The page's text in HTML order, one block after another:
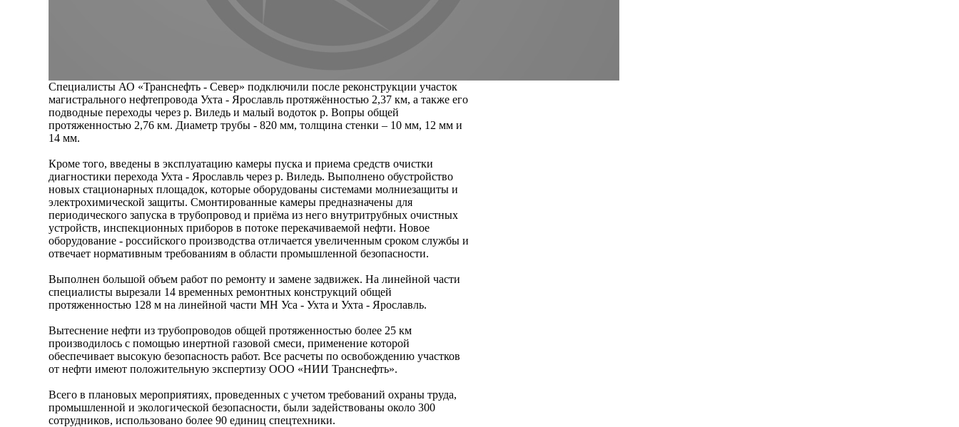
Специалисты АО «Транснефть - Север» подключили после реконструкции участок
магистрального нефтепровода Ухта - Ярославль протяжённостью 2,37 км, а также его
подводные переходы через р. Виледь и малый водоток р. Вопры общей
протяженностью 2,76 км. Диаметр трубы - 820 мм, толщина стенки – 10 мм, 12 мм и
14 мм.
Кроме того, введены в эксплуатацию камеры пуска и приема средств очистки
диагностики перехода Ухта - Ярославль через р. Виледь. Выполнено обустройство
новых стационарных площадок, которые оборудованы системами молниезащиты и
электрохимической защиты. Смонтированные камеры предназначены для
периодического запуска в трубопровод и приёма из него внутритрубных очистных
устройств, инспекционных приборов в потоке перекачиваемой нефти. Новое
оборудование - российского производства отличается увеличенным сроком службы и
отвечает нормативным требованиям в области промышленной безопасности.
Выполнен большой объем работ по ремонту и замене задвижек. На линейной части
специалисты вырезали 14 временных ремонтных конструкций общей
протяженностью 128 м на линейной части МН Уса - Ухта и Ухта - Ярославль.
Вытеснение нефти из трубопроводов общей протяженностью более 25 км
производилось с помощью инертной газовой смеси, применение которой
обеспечивает высокую безопасность работ. Все расчеты по освобождению участков
от нефти имеют положительную экспертизу ООО «НИИ Транснефть».
Всего в плановых мероприятиях, проведенных с учетом требований охраны труда,
промышленной и экологической безопасности, были задействованы около 300
сотрудников, использовано более 90 единиц спецтехники.